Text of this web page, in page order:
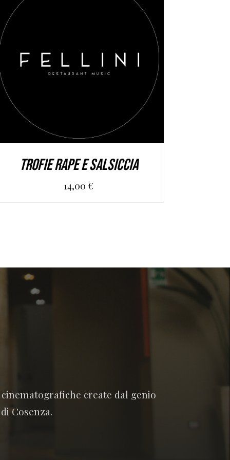
AGGIUNGI AL CARRELLO DETAILS
TROFIE RAPE E SALSICCIA
14,00€
create dal genio
Cosenza.